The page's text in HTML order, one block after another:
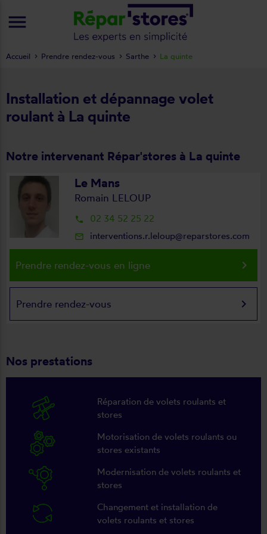
Installation et dépannage volet
roulant à La quinte
Notre intervenant Répar'stores à La quinte
Le Mans
Romain LELOUP
local_phone 02 34 52 25 22
mail_outline interventions.r.leloup@reparstores.com
Prendre rendez-vous en ligne keyboard_arrow_right
Prendre rendez-vous keyboard_arrow_right
Nos prestations
Réparation de volets roulants et
stores
Motorisation de volets roulants ou
stores existants
Modernisation de volets roulants et
stores
Changement et installation de
volets roulants et stores
Accueil Prendre rendez-vous Sarthe La quinte
menu